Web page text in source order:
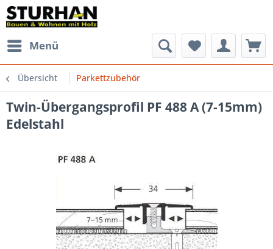
Menü
Übersicht Parkettzubehör
Twin-Übergangsprofil PF 488 A (7-15mm)
Edelstahl